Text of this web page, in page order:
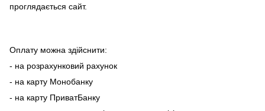
проглядається сайт.
Оплату можна здійснити:
- на розрахунковий рахунок
- на карту Монобанку
- на карту ПриватБанку